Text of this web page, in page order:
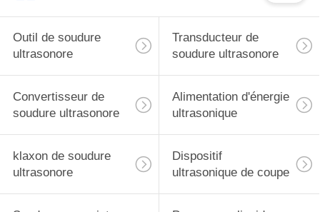
Outil de soudure
ultrasonore
Transducteur de
soudure ultrasonore
Convertisseur de
soudure ultrasonore
Alimentation d'énergie
ultrasonique
klaxon de soudure
ultrasonore
Dispositif
ultrasonique de coupe